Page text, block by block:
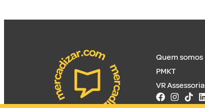
Quem somos
PMKT
VR Assessoria